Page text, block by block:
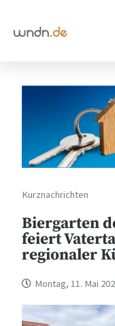
Kurznachrichten
Biergarten
feiert
regionaler
Montag, 11. Mai